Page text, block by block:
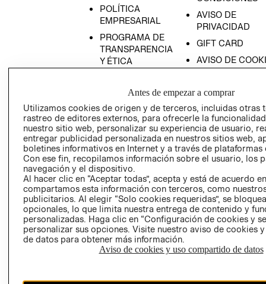
POLÍTICA
EMPRESARIAL
PROGRAMA DE
TRANSPARENCIA
Y ÉTICA
PROGRAMA DE
Y ÉTICA (INGLÉS)
AVISO DE
PRIVACIDAD
GIFT CARD
AVISO DE
COMERCIO - SIC
PETICIONES
QUEJAS Y
RECLAMOS
Colombia ($)
CAMBIAR REGIÓN
Antes de empezar a comprar
Utilizamos cookies de origen y de terceros, incluidas otras
rastreo de editores externos, para ofrecerle la
nuestro sitio web, personalizar su experiencia de usuario,
entregar publicidad personalizada en nuestros sitios web,
boletines informativos en Internet y a través de plataformas
Con ese fin, recopilamos información sobre el usuario, los
navegación y el dispositivo.
Al hacer clic en “Aceptar todas”, acepta y está de acuerdo
compartamos esta información con terceros, como
publicitarios. Al elegir “Solo cookies requeridas”, se
opcionales, lo que limita nuestra entrega de contenido y
personalizadas. Haga clic en “Configuración de cookies y
personalizar sus opciones. Visite nuestro aviso de cookies
de datos para obtener más información.
Aviso de cookies y uso compartido de datos